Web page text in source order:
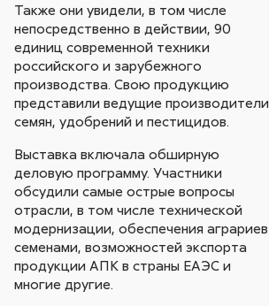
Также они увидели, в том числе
непосредственно в действии, 90
единиц современной техники
российского и зарубежного
производства. Свою продукцию
представили ведущие производители
семян, удобрений и пестицидов.
Выставка включала обширную
деловую программу. Участники
обсудили самые острые вопросы
отрасли, в том числе технической
модернизации, обеспечения аграриев
семенами, возможностей экспорта
продукции АПК в страны ЕАЭС и
многие другие.